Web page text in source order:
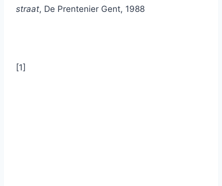
straat, De Prentenier Gent, 1988
[1]